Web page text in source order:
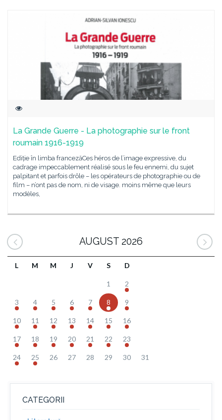
La Grande Guerre - La photographie sur le front
roumain 1916-1919
Ediție în limba francezăCes héros de l’image expressive, du
cadrage impeccablement réalisé sous le feu ennemi, du sujet
palpitant et parfois drôle – les opérateurs de photographie ou de
film – n’ont pas de nom, ni de visage. moins même que leurs
modèles,
AUGUST 2026
L M M J V S D
1 2
3 4 5 6 7 8 9
10 11 12 13 14 15 16
17 18 19 20 21 22 23
24 25 26 27 28 29 30 31
CATEGORII